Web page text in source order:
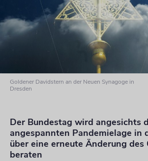
Goldener Davidstern an der Neuen Synagoge in
Dresden
Der Bundestag wird angesichts
angespannten Pandemielage in
über eine erneute Änderung des
beraten